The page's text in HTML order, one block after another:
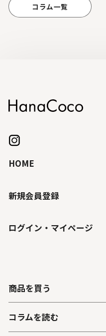
コラム一覧
HOME
新規会員登録
ログイン・マイページ
商品を買う
コラムを読む